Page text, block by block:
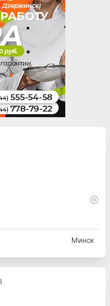
Минск